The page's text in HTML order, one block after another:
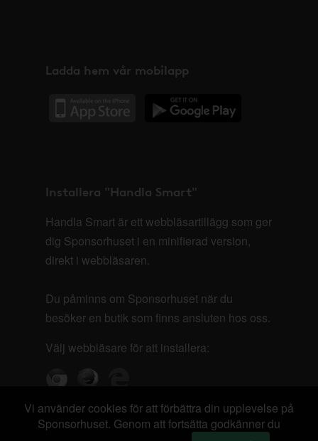
Ladda hem vår mobilapp
Installera "Handla Smart"
Handla Smart är ett webbläsartillägg som ger
dig Sponsorhuset i en minifierad version,
direkt i webbläsaren.
Du påminns om Sponsorhuset när du
besöker en butik som finns ansluten hos oss.
Välj webbläsare för att installera:
Vi använder cookies för att förbättra din upplevelse på
Sponsorhuset. Genom att fortsätta godkänner du